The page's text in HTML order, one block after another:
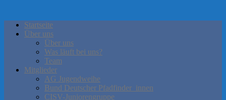
Startseite
Über uns
Über uns
Was läuft bei uns?
Team
Mitglieder
AG Jugendweihe
Bund Deutscher Pfadfinder_innen
CISV-Juniorengruppe